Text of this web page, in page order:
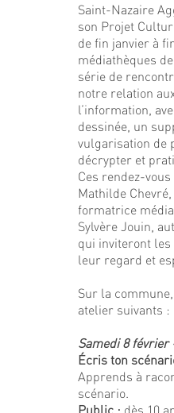
Saint-Nazaire
son Projet
de fin janvier à
médiathèques
série de
notre relation
l’information,
dessinée, un
vulgarisation de
décrypter et
Ces rendez-
Mathilde
formatrice
Sylvère Jouin,
qui inviteront
leur regard et
Sur la
atelier suivants :
Samedi 8 février
Écris ton
Apprends à
scénario.
Public : dès 10